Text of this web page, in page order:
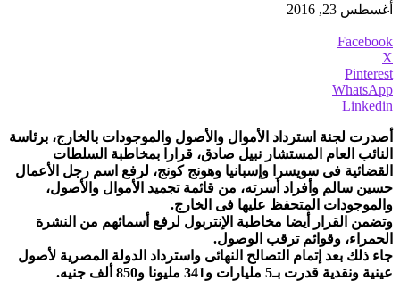
أغسطس 23, 2016
Facebook
X
Pinterest
WhatsApp
Linkedin
أصدرت لجنة استرداد الأموال والأصول والموجودات بالخارج، برئاسة
النائب العام المستشار نبيل صادق، قرارا بمخاطبة السلطات
القضائية فى سويسرا وإسبانيا وهونج كونج، لرفع اسم رجل الأعمال
حسين سالم وأفراد أسرته، من قائمة تجميد الأموال والأصول،
والموجودات المتحفظ عليها فى الخارج.
وتضمن القرار أيضا مخاطبة الإنتربول لرفع أسمائهم من النشرة
الحمراء، وقوائم ترقب الوصول.
جاء ذلك بعد إتمام التصالح النهائى واسترداد الدولة المصرية لأصول
عينية ونقدية قدرت بـ5 مليارات و341 مليونا و850 ألف جنيه.